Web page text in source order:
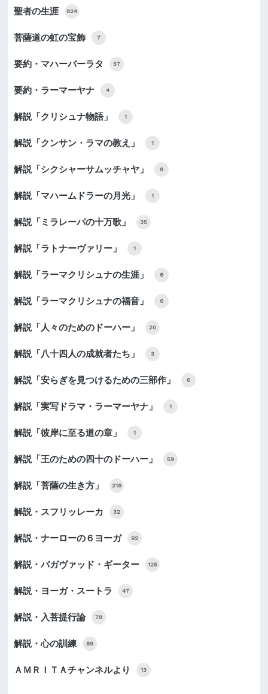
聖者の生涯 824
菩薩道の虹の宝飾 7
要約・マハーバーラタ 57
要約・ラーマーヤナ 4
解説「クリシュナ物語」 1
解説「クンサン・ラマの教え」 1
解説「シクシャーサムッチャヤ」 8
解説「マハームドラーの月光」 1
解説「ミラレーパの十万歌」 35
解説「ラトナーヴァリー」 1
解説「ラーマクリシュナの生涯」 6
解説「ラーマクリシュナの福音」 6
解説「人々のためのドーハー」 20
解説「八十四人の成就者たち」 3
解説「安らぎを見つけるための三部作」 6
解説「実写ドラマ・ラーマーヤナ」 1
解説「彼岸に至る道の章」 1
解説「王のための四十のドーハー」 59
解説「菩薩の生き方」 218
解説・スフリッレーカ 32
解説・ナーローの６ヨーガ 92
解説・バガヴァッド・ギーター 125
解説・ヨーガ・スートラ 47
解説・入菩提行論 78
解説・心の訓練 89
ＡＭＲＩＴＡチャンネルより 13